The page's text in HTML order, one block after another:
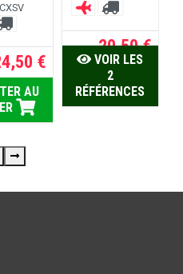
€
AU
20,50 €
VOIR LES
2
RÉFÉRENCES